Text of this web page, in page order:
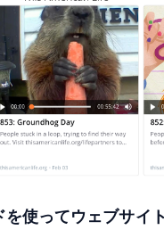
を使ってウェブサイ